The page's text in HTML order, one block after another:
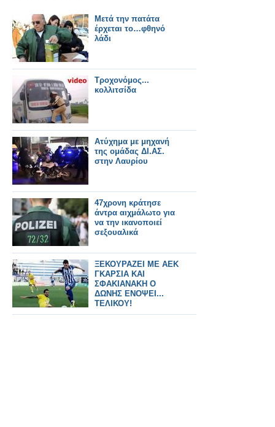
Mετά την πατάτα
έρχεται το…φθηνό
λάδι
Τροχονόμος...
κολλιτσίδα
Ατύχημα με μηχανή
της ομάδας ΔΙ.ΑΣ.
στην Λαυρίου
47χρονη κράτησε
άντρα αιχμάλωτο για
να την ικανοποιεί
σεξουαλικά
ΞΕΚΟΥΡΑΖΕΙ ΜΕ ΑΕΚ
ΓΚΑΡΣΙΑ ΚΑΙ
ΣΦΑΚΙΑΝΑΚΗ Ο
ΔΩΝΗΣ ΕΝΟΨΕΙ...
ΤΕΛΙΚΟΥ!